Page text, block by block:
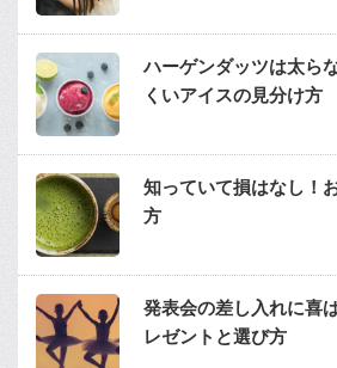
ハーゲンダッツは太ら
くいアイスの見分け方
知っていて損はなし！
方
発表会の差し入れに喜
レゼントと選び方